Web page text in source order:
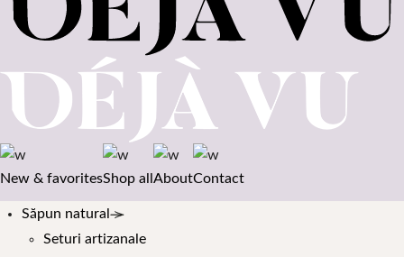
New & favoritesShop all AboutContact
Săpun natural
Seturi artizanale